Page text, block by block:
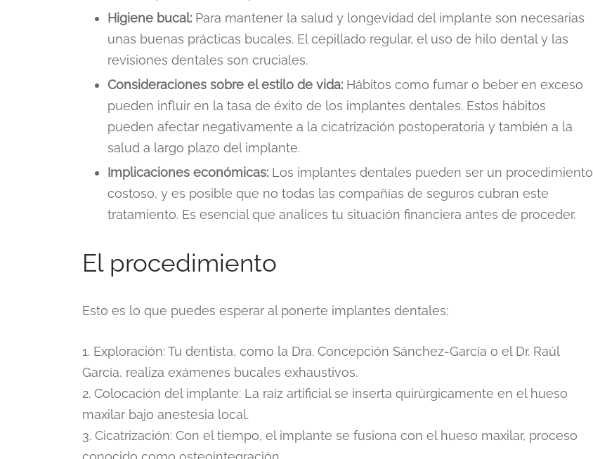
Higiene bucal:Para mantener la salud y longevidad del implante son necesarias
unas buenas prácticas bucales. El cepillado regular, el uso de hilo dental y las
revisiones dentales son cruciales.
Consideraciones sobre el estilo de vida:Hábitos como fumar o beber en exceso
pueden influir en la tasa de éxito de los implantes dentales. Estos hábitos
pueden afectar negativamente a la cicatrización postoperatoria y también a la
salud a largo plazo del implante.
Implicaciones económicas:Los implantes dentales pueden ser un procedimiento
costoso, y es posible que no todas las compañías de seguros cubran este
tratamiento. Es esencial que analices tu situación financiera antes de proceder.
El procedimiento
Esto es lo que puedes esperar al ponerte implantes dentales:
1. Exploración: Tu dentista, como la Dra. Concepción Sánchez-García o el Dr. Raúl
García, realiza exámenes bucales exhaustivos.
2. Colocación del implante: La raíz artificial se inserta quirúrgicamente en el hueso
maxilar bajo anestesia local.
3. Cicatrización: Con el tiempo, el implante se fusiona con el hueso maxilar, proceso